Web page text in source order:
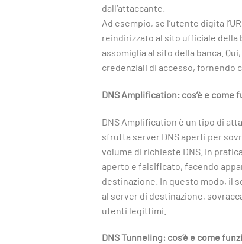
dall’attaccante.
Ad esempio, se l’utente digita
reindirizzato al sito ufficiale della
assomiglia al sito della banca.
credenziali di accesso, fornendo
DNS Amplification: cos’è e come
DNS Amplification è un tipo di
sfrutta server DNS aperti per
volume di richieste DNS. In
aperto e falsificato, facendo
destinazione. In questo modo, il
al server di destinazione,
utenti legittimi.
DNS Tunneling: cos’è e come